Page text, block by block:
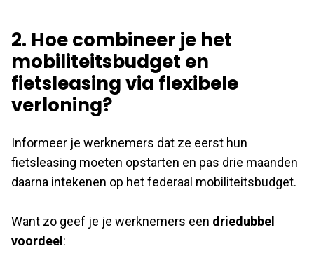
2. Hoe combineer je het
mobiliteitsbudget en
fietsleasing via flexibele
verloning?
Informeer je werknemers dat ze eerst hun
fietsleasing moeten opstarten en pas drie maanden
daarna intekenen op het federaal mobiliteitsbudget.
Want zo geef je je werknemers een driedubbel
voordeel :